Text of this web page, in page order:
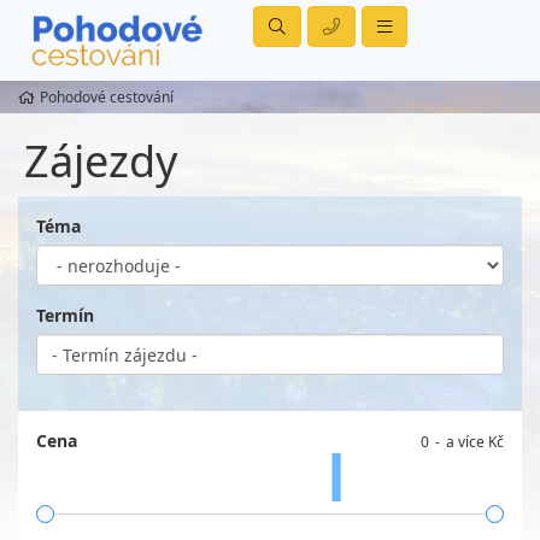
Pohodové cestování
Zájezdy
Téma
Termín
Cena 0 a více Kč